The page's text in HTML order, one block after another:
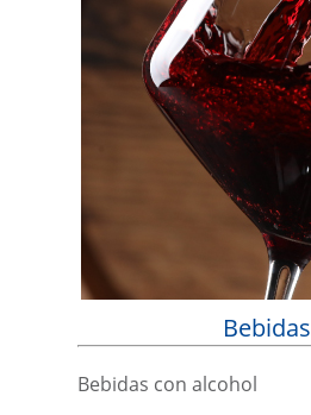
Bebidas
Bebidas con alcohol